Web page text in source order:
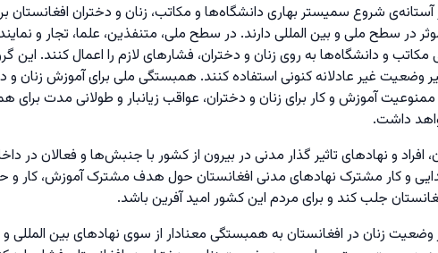
شروع سمیستر بهاری دانشگاه‌ها و مکاتب، زنان و دختران افغانستان
در سطح ملی و بین المللی دارند. در سطح ملی، متنفذین، علما، تجار و
و دانشگاه‌ها به روی زنان و دختران، فشارهای لازم را اعمال کنند. این
وضعیت غیر عادلانه کنونی استفاده کنند. همبستگی ملی برای آموزش زنان و
آموزش و کار برای زنان و دختران، عواقب زیانبار و طولانی مدت برای
داشت.
افراد و نهادهای تاثیر گذار مدنی در بیرون از کشور با جنبش‌ها و فعالان در
و کار مشترک نهادهای مدنی افغانستان حول هدف مشترک آموزش، کار و
جلب کند و برای مردم این کشور امید آفرین باشد.
وضعیت زنان در افغانستان به همبستگی معنادار از سوی نهادهای بین